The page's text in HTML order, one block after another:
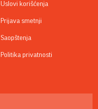
Uslovi korišćenja
Prijava smetnji
Saopštenja
Politika privatnosti